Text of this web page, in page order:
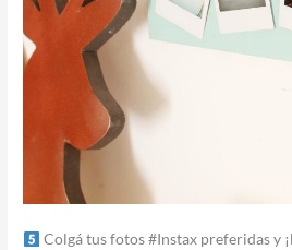
Colgá tus fotos #Instax preferidas y